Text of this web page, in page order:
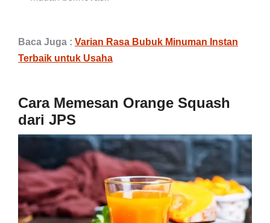
Baca Juga : Varian Rasa Bubuk Minuman Instan
Terbaik untuk Usaha
Cara Memesan Orange Squash
dari JPS